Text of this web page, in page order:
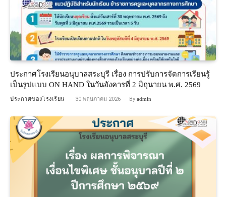
ประกาศโรงเรียนอนุบาลสระบุรี เรื่อง การปรับการจัดการเรียนรู้
เป็นรูปแบบ ON HAND ในวันอังคารที่ 2 มิถุนายน พ.ศ. 2569
ประกาศของโรงเรียน 30 พฤษภาคม 2026 By admin